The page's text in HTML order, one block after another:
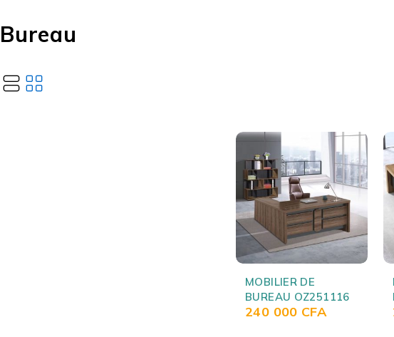
Bureau
MOBILIER DE
BUREAU OZ251116
240 000 CFA